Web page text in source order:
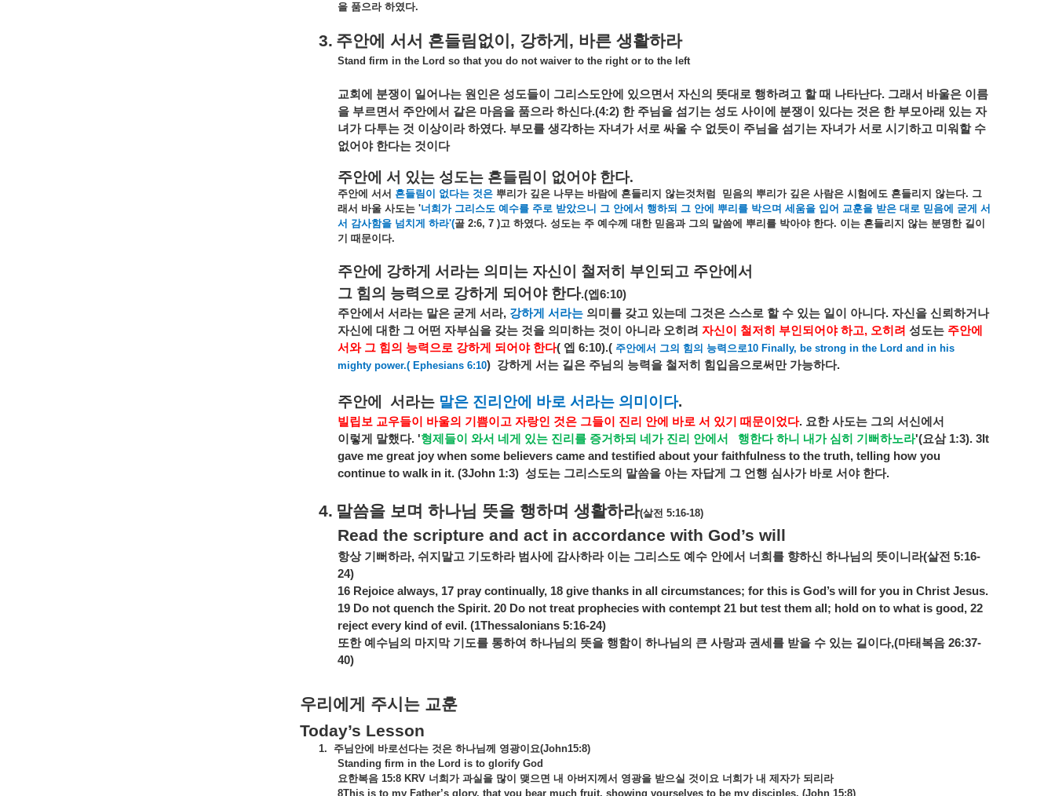
을 품으라 하였다.
3. 주안에 서서 흔들림없이 , 강하게 , 바른 생활하라
Stand firm in the Lord so that you do not waiver to the right or to the left
교회에 분쟁이 일어나는 원인은 성도들이 그리스도안에 있으면서 자신의 뜻대로 행하려고 할 때 나타난다. 그래서 바울은 이름
을 부르면서 주안에서 같은 마음을 품으라 하신다.(4:2) 한 주님을 섬기는 성도 사이에 분쟁이 있다는 것은 한 부모아래 있는 자
녀가 다투는 것 이상이라 하였다. 부모를 생각하는 자녀가 서로 싸울 수 없듯이 주님을 섬기는 자녀가 서로 시기하고 미워할 수
없어야 한다는 것이다
주안에 서 있는 성도는 흔들림이 없어야 한다.
주안에 서서 흔들림이 없다는 것은 뿌리가 깊은 나무는 바람에 흔들리지 않는것처럼 믿음의 뿌리가 깊은 사람은 시험에도 흔들리지 않는다. 그
래서 바울 사도는 '너희가 그리스도 예수를 주로 받았으니 그 안에서 행하되 그 안에 뿌리를 박으며 세움을 입어 교훈을 받은 대로 믿음에 굳게 서
서 감사함을 넘치게 하라'(골 2:6, 7 )고 하였다. 성도는 주 예수께 대한 믿음과 그의 말씀에 뿌리를 박아야 한다. 이는 흔들리지 않는 분명한 길이
기 때문이다.
주안에 강하게 서라는 의미는 자신이 철저히 부인되고 주안에서
그 힘의 능력으로 강하게 되어야 한다.(엡6:10)
주안에서 서라는 말은 굳게 서라, 강하게 서라는 의미를 갖고 있는데 그것은 스스로 할 수 있는 일이 아니다. 자신을 신뢰하거나
자신에
대한 그 어떤 자부심을 갖는 것을 의미하는 것이 아니라 오히려 자신이 철저히 부인되어야 하고, 오히려 성도는 주안에
서와 그 힘의 능력으로 강하게 되어야 한다( 엡 6:10).( 주안에서 그의 힘의 능력으로10 Finally, be strong in the Lord and in his
mighty power.( Ephesians 6:10) 강하게 서는 길은 주님의 능력을 철저히 힘입음으로써만 가능하다.
주안에 서라는 말은 진리안에 바로 서라는 의미이다.
빌립보 교우들이 바울의 기쁨이고 자랑인 것은 그들이 진리 안에 바로 서 있기 때문이었다. 요한 사도는 그의 서신에서
이렇게
말했다. '형제들이 와서 네게 있는 진리를 증거하되 네가 진리 안에서 행한다 하니 내가 심히 기뻐하노라'(요삼1:3). 3It
gave me great joy when some believers came and testified about your faithfulness to the truth, telling how you
continue to walk in it. (3John 1:3) 성도는 그리스도의 말씀을 아는 자답게 그 언행 심사가 바로 서야 한다.
4. 말씀을 보며 하나님 뜻을 행하며 생활하라(살전 5:16-18)
Read the scripture and act in accordance with God’s will
항상 기뻐하라, 쉬지말고 기도하라 범사에 감사하라 이는 그리스도 예수 안에서 너희를 향하신 하나님의 뜻이니라(살전 5:16-
24)
16 Rejoice always, 17 pray continually, 18 give thanks in all circumstances; for this is God’s will for you in Christ Jesus.
19 Do not quench the Spirit. 20 Do not treat prophecies with contempt 21 but test them all; hold on to what is good, 22
reject every kind of evil. (1Thessalonians 5:16-24)
또한 예수님의 마지막 기도를 통하여 하나님의 뜻을 행함이 하나님의 큰 사랑과 권세를 받을 수 있는 길이다,(마태복음 26:37-
40)
우리에게 주시는 교훈
Today’s Lesson
1. 주님안에 바로선다는 것은 하나님께 영광이요(John15:8)
Standing firm in the Lord is to glorify God
요한복음 15:8 KRV 너희가 과실을 많이 맺으면 내 아버지께서 영광을 받으실 것이요 너희가 내 제자가 되리라
8This is to my Father’s glory, that you bear much fruit, showing yourselves to be my disciples. (John 15:8)